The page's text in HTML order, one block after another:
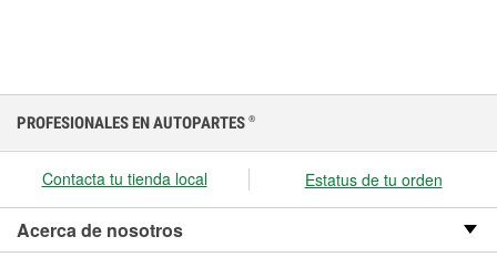
PROFESIONALES EN AUTOPARTES ®
Contacta tu tienda local Estatus de tu orden
Acerca de nosotros